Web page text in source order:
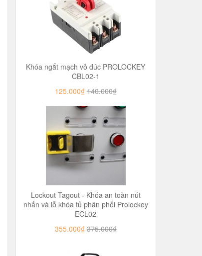
Khóa ngắt mạch vỏ đúc PROLOCKEY
CBL02-1
125.000₫ 140.000₫
Lockout Tagout - Khóa an toàn nút
nhấn và lỗ khóa tủ phân phối Prolockey
ECL02
355.000₫ 375.000₫